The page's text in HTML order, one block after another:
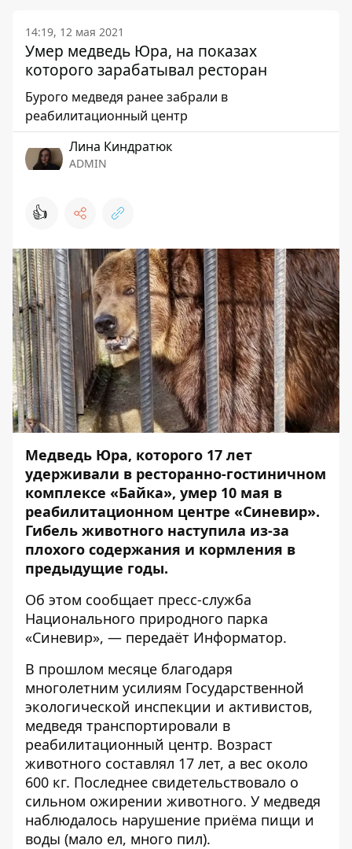
14:19, 12 мая 2021
Умер медведь Юра, на показах
которого зарабатывал ресторан
Бурого медведя ранее забрали в
реабилитационный центр
Лина Киндратюк
ADMIN
👍
Медведь Юра, которого 17 лет
удерживали в ресторанно-гостиничном
комплексе «Байка», умер 10 мая в
реабилитационном центре «Синевир».
Гибель животного наступила из-за
плохого содержания и кормления в
предыдущие годы.
Об этом сообщает пресс-служба
Национального природного парка
«Синевир», — передаёт Информатор.
В прошлом месяце благодаря
многолетним усилиям Государственной
экологической инспекции и активистов,
медведя транспортировали в
реабилитационный центр. Возраст
животного составлял 17 лет, а вес около
600 кг. Последнее свидетельствовало о
сильном ожирении животного. У медведя
наблюдалось нарушение приёма пищи и
воды (мало ел, много пил).